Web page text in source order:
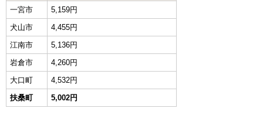
一宮市
5,159円
犬山市
4,455円
江南市
5,136円
岩倉市
4,260円
大口町
4,532円
扶桑町
5,002円